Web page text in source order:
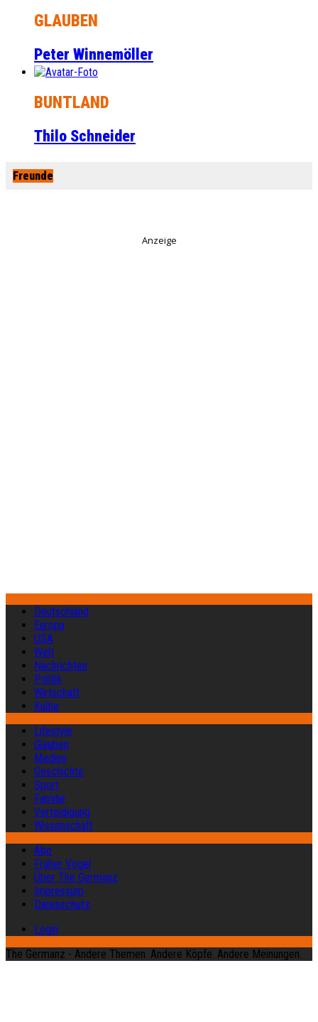
GLAUBEN
Peter Winnemöller
BUNTLAND
Thilo Schneider
Freunde
Anzeige
Deutschland
Europa
USA
Welt
Nachrichten
Politik
Wirtschaft
Kultur
Lifestyle
Glauben
Medien
Geschichte
Sport
Familie
Verteidigung
Wissenschaft
Abo
Früher Vogel
Über The Germanz
Impressum
Datenschutz
Login
The Germanz - Andere Themen. Andere Köpfe. Andere Meinungen.